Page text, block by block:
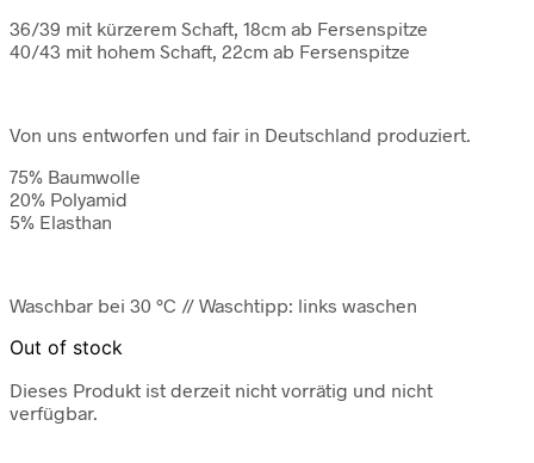
36/39 mit kürzerem Schaft, 18cm ab Fersenspitze
40/43 mit hohem Schaft, 22cm ab Fersenspitze
Von uns entworfen und fair in Deutschland produziert.
75% Baumwolle
20% Polyamid
5% Elasthan
Waschbar bei 30 °C // Waschtipp: links waschen
Out of stock
Dieses Produkt ist derzeit nicht vorrätig und nicht
verfügbar.